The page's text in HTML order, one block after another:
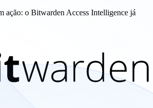
ação: o Bitwarden Access Intelligence já